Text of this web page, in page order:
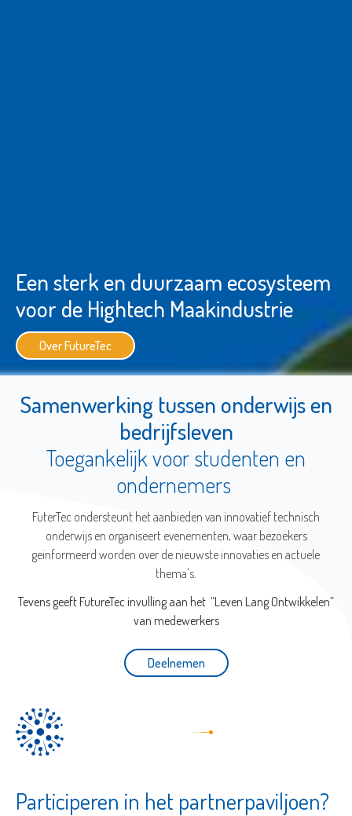
Een sterk en duurzaam ecosysteem
voor de Hightech Maakindustrie
Over FutureTec
Samenwerking tussen onderwijs en
bedrijfsleven
Toegankelijk voor studenten en
ondernemers
FuterTec ondersteunt het aanbieden van innovatief technisch
onderwijs en organiseert evenementen, waar bezoekers
geinformeerd worden over de nieuwste innovaties en actuele
thema's.
Tevens geeft FutureTec invulling aan het “Leven Lang Ontwikkelen”
van medewerkers
Deelnemen
Participeren in het partnerpaviljoen?